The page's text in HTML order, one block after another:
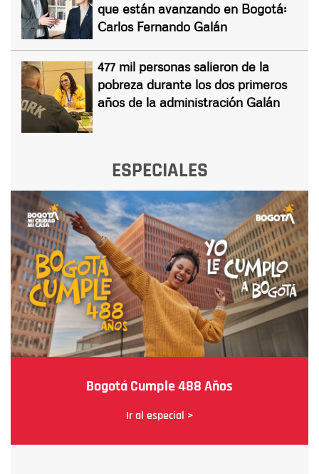
que están avanzando en Bogotá:
Carlos Fernando Galán
477 mil personas salieron de la
pobreza durante los dos primeros
años de la administración Galán
ESPECIALES
Bogotá Cumple 488 Años
Ir al especial >